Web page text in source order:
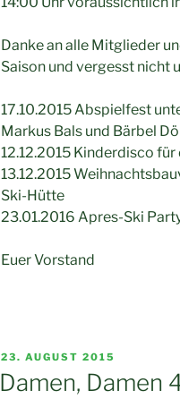
Danke an alle Mitglieder
Saison und vergesst nicht
17.10.2015 Abspielfest
Markus Bals und Bärbel
12.12.2015 Kinderdisco für
13.12.2015
Ski-Hütte
23.01.2016 Apres-Ski
Euer Vorstand
VERÖFFENTLICHT
23. AUGUST 2015
Damen, Damen